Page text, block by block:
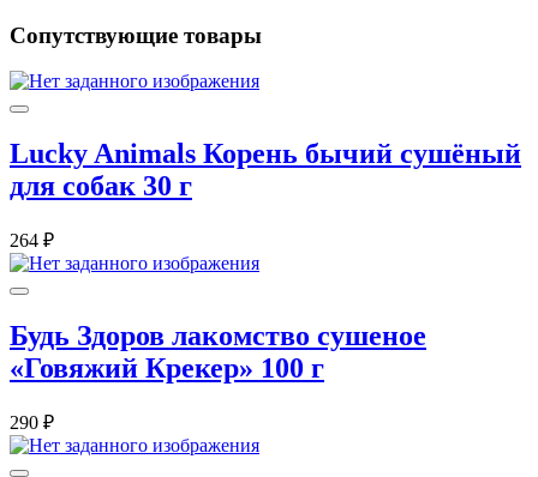
Сопутствующие товары
Lucky Animals Корень бычий сушёный
для собак 30 г
264 ₽
Будь Здоров лакомство сушеное
«Говяжий Крекер» 100 г
290 ₽